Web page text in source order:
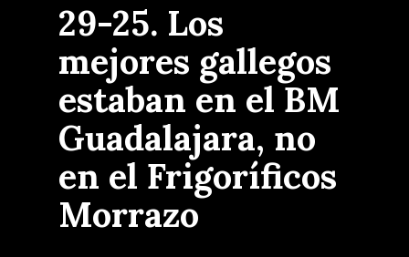
29-25. Los
mejores gallegos
estaban en el BM
Guadalajara, no
en el Frigoríficos
Morrazo